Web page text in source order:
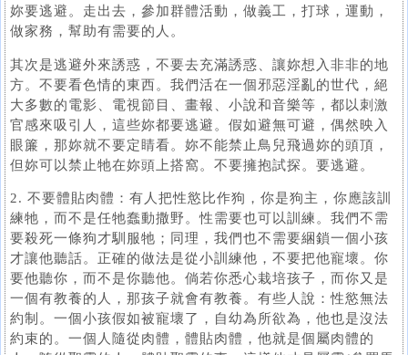
妳要逃避。走出去，參加群體活動，做義工，打球，運動，
做家務，幫助有需要的人。
其次是逃避外來誘惑，不要去充滿誘惑、讓妳想入非非的地
方。不要看色情的東西。我們活在一個邪惡淫亂的世代，絕
大多數的電影、電視節目、畫報、小說和音樂等，都以刺激
官感來吸引人，這些妳都要逃避。假如避無可避，偶然映入
眼簾，那妳就不要定睛看。妳不能禁止鳥兒飛過妳的頭頂，
但妳可以禁止牠在妳頭上搭窩。不要擁抱試探。要逃避。
2. 不要體貼肉體：有人把性慾比作狗，你是狗主，你應該訓
練牠，而不是任牠蠢動撒野。性需要也可以訓練。我們不需
要殺死一條狗才馴服牠；同理，我們也不需要綑鎖一個小孩
才讓他聽話。正確的做法是從小訓練他，不要把他寵壞。你
要他聽你，而不是你聽他。倘若你悉心栽培孩子，而你又是
一個有教養的人，那孩子就會有教養。有些人說：性慾無法
約制。一個小孩假如被寵壞了，自幼為所欲為，他也是沒法
約束的。一個人隨從肉體，體貼肉體，他就是個屬肉體的